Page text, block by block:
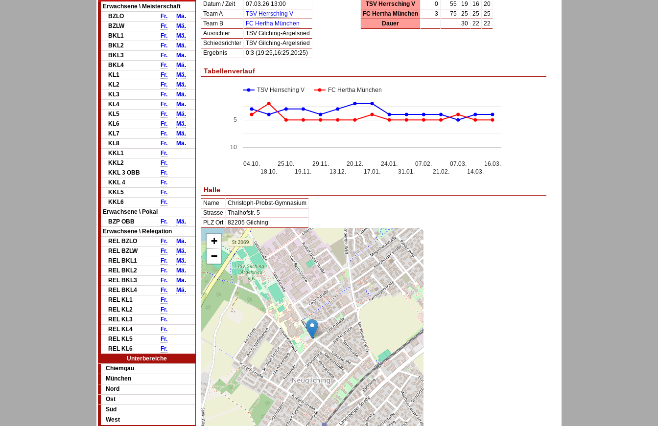
Erwachsene \ Meisterschaft
BZLO
Fr.
Mä.
BZLW
Fr.
Mä.
BKL1
Fr.
Mä.
BKL2
Fr.
Mä.
BKL3
Fr.
Mä.
BKL4
Fr.
Mä.
KL1
Fr.
Mä.
KL2
Fr.
Mä.
KL3
Fr.
Mä.
KL4
Fr.
Mä.
KL5
Fr.
Mä.
KL6
Fr.
Mä.
KL7
Fr.
Mä.
KL8
Fr.
Mä.
KKL1
Fr.
KKL2
Fr.
KKL 3 OBB
Fr.
KKL 4
Fr.
KKL5
Fr.
KKL6
Fr.
Erwachsene \ Pokal
BZP OBB
Fr.
Mä.
Erwachsene \ Relegation
REL BZLO
Fr.
Mä.
REL BZLW
Fr.
Mä.
REL BKL1
Fr.
Mä.
REL BKL2
Fr.
Mä.
REL BKL3
Fr.
Mä.
REL BKL4
Fr.
Mä.
REL KL1
Fr.
REL KL2
Fr.
REL KL3
Fr.
REL KL4
Fr.
REL KL5
Fr.
REL KL6
Fr.
Unterbereiche
Chiemgau
München
Nord
Ost
Süd
West
Datum / Zeit
07.03.26 13:00
Team A
TSV Herrsching V
Team B
FC Hertha München
Ausrichter
TSV Gilching-Argelsried
Schiedsrichter
TSV Gilching-Argelsried
Ergebnis
0:3 (19:25,16:25,20:25)
TSV Herrsching V
0 55 19 16
20
FC Hertha München
3 75 25 25
25
Dauer
30 22 22
Tabellenverlauf
TSV Herrsching V FC Hertha München
04.10.
18.10.
25.10.
19.11.
29.11.
13.12.
20.12.
17.01.
24.01.
31.01.
07.02.
21.02.
07.03.
14.03.
16.03.
5
10
Halle
Name
Christoph-Probst-Gymnasium
Strasse
Thalhofstr. 5
PLZ Ort
82205 Gilching
+
−